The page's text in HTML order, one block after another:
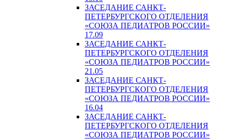
ЗАСЕДАНИЕ САНКТ-
ПЕТЕРБУРГСКОГО ОТДЕЛЕНИЯ
«СОЮЗА ПЕДИАТРОВ РОССИИ»
17.09
ЗАСЕДАНИЕ САНКТ-
ПЕТЕРБУРГСКОГО ОТДЕЛЕНИЯ
«СОЮЗА ПЕДИАТРОВ РОССИИ»
21.05
ЗАСЕДАНИЕ САНКТ-
ПЕТЕРБУРГСКОГО ОТДЕЛЕНИЯ
«СОЮЗА ПЕДИАТРОВ РОССИИ»
16.04
ЗАСЕДАНИЕ САНКТ-
ПЕТЕРБУРГСКОГО ОТДЕЛЕНИЯ
«СОЮЗА ПЕДИАТРОВ РОССИИ»